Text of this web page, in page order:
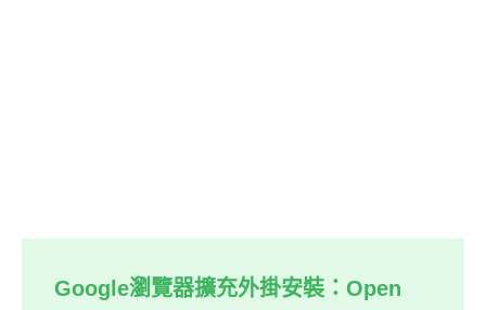
Google瀏覽器擴充外掛安裝：Open